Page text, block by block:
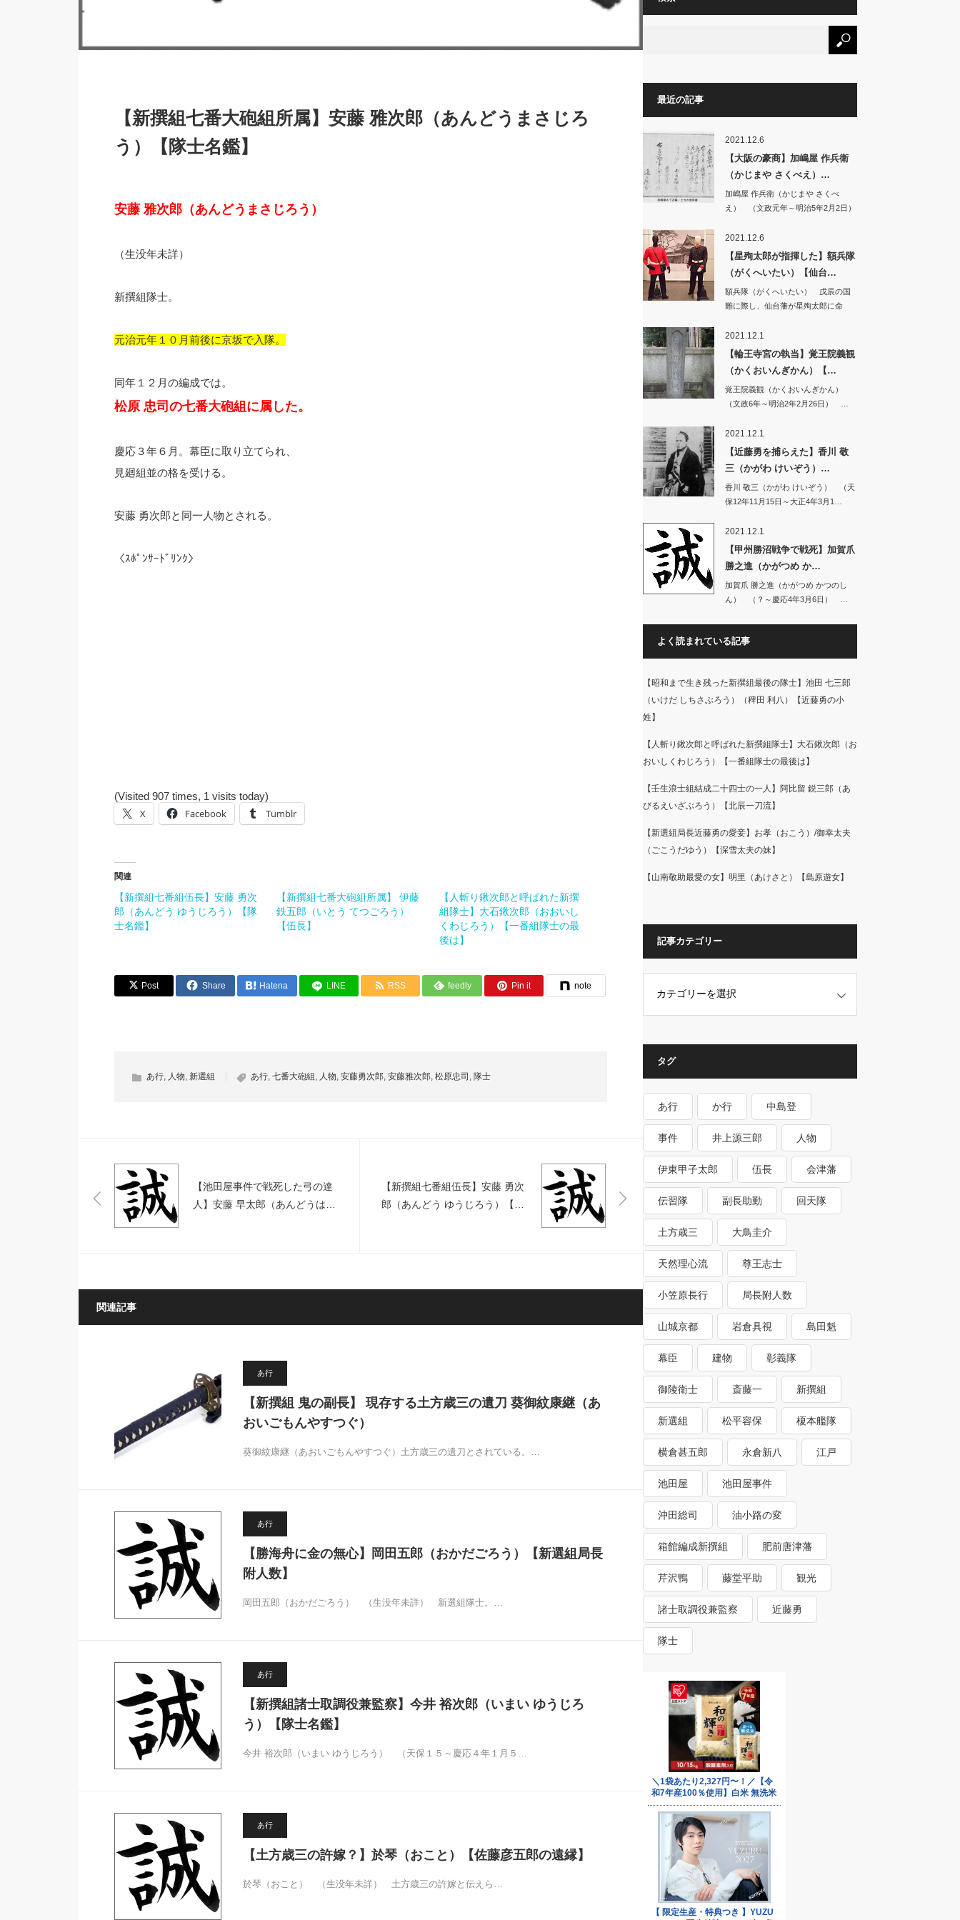
【新撰組七番大砲組所属】安藤 雅次郎（あんどうまさじろ
う）【隊士名鑑】
安藤 雅次郎（あんどうまさじろう）
（生没年未詳）
新撰組隊士。
元治元年１０月前後に京坂で入隊。
同年１２月の編成では。
松原 忠司の七番大砲組に属した。
慶応３年６月。幕臣に取り立てられ、
見廻組並の格を受ける。
安藤 勇次郎と同一人物とされる。
〈ｽﾎﾟﾝｻｰﾄﾞﾘﾝｸ〉
(Visited 907 times, 1 visits today)
X Facebook Tumblr
関連
【新撰組七番組伍長】安藤 勇次
郎（あんどう ゆうじろう）【隊
士名鑑】
【新撰組七番大砲組所属】 伊藤
鉄五郎（いとう てつごろう）
【伍長】
【人斬り鍬次郎と呼ばれた新撰
組隊士】大石鍬次郎（おおいし
くわじろう）【一番組隊士の最
後は】
Post Share Hatena LINE RSS feedly Pin it note
あ行, 人物, 新選組 あ行, 七番大砲組 , 人物, 安藤勇次郎, 安藤雅次郎, 松原忠司 , 隊士
【池田屋事件で戦死した弓の達
人】安藤 早太郎（あんどうはや
【新撰組七番組伍長】安藤 勇次
郎（あんどう ゆうじろう）【隊
関連記事
あ行
【新撰組 鬼の副長】 現存する土方歳三の遺刀 葵御紋康継（あ
おいごもんやすつぐ）
葵御紋康継（あおいごもんやすつぐ）土方歳三の遺刀とされている。…
あ行
【勝海舟に金の無心】岡田五郎（おかだごろう）【新選組局長
附人数】
岡田五郎（おかだごろう） （生没年未詳） 新選組隊士。…
あ行
【新撰組諸士取調役兼監察】今井 裕次郎（いまい ゆうじろ
う）【隊士名鑑】
今井 裕次郎（いまい ゆうじろう） （天保１５～慶応４年１月５…
あ行
【土方歳三の許嫁？】於琴（おこと）【佐藤彦五郎の遠縁】
於琴（おこと） （生没年未詳） 土方歳三の許嫁と伝えら…
最近の記事
2021.12.6
【大阪の豪商】加嶋屋 作兵衛
（かじまや さくべえ）…
加嶋屋 作兵衛（かじまや さくべ
え） （文政元年～明治5年2月2日）
2021.12.6
【星殉太郎が指揮した】額兵隊
（がくへいたい）【仙台…
額兵隊（がくへいたい） 戊辰の国
難に際し、仙台藩が星殉太郎に命
2021.12.1
【輪王寺宮の執当】覚王院義観
（かくおいんぎかん）【…
覚王院義観（かくおいんぎかん）
（文政6年～明治2年2月26日） …
2021.12.1
【近藤勇を捕らえた】香川 敬
三（かがわ けいぞう）…
香川 敬三（かがわ けいぞう） （天
保12年11月15日～大正4年3月1…
2021.12.1
【甲州勝沼戦争で戦死】加賀爪
勝之進（かがつめ か…
加賀爪 勝之進（かがつめ かつのし
ん） （？～慶応4年3月6日） …
よく読まれている記事
【昭和まで生き残った新撰組最後の隊士】池田 七三郎
（いけだ しちさぶろう）（稗田 利八）【近藤勇の小
姓】
【人斬り鍬次郎と呼ばれた新撰組隊士】大石鍬次郎（お
おいしくわじろう）【一番組隊士の最後は】
【壬生浪士組結成二十四士の一人】阿比留 鋭三郎（あ
びるえいざぶろう）【北辰一刀流】
【新選組局長近藤勇の愛妾】お孝（おこう）/御幸太夫
（ごこうだゆう）【深雪太夫の妹】
【山南敬助最愛の女】明里（あけさと）【島原遊女】
記事カテゴリー
タグ
あ行 か行 中島登
事件 井上源三郎 人物
伊東甲子太郎 伍長 会津藩
伝習隊 副長助勤 回天隊
土方歳三 大鳥圭介
天然理心流 尊王志士
小笠原長行 局長附人数
山城京都 岩倉具視 島田魁
幕臣 建物 彰義隊
御陵衛士 斎藤一 新撰組
新選組 松平容保 榎本艦隊
横倉甚五郎 永倉新八 江戸
池田屋 池田屋事件
沖田総司 油小路の変
箱館編成新撰組 肥前唐津藩
芹沢鴨 藤堂平助 観光
諸士取調役兼監察 近藤勇
隊士